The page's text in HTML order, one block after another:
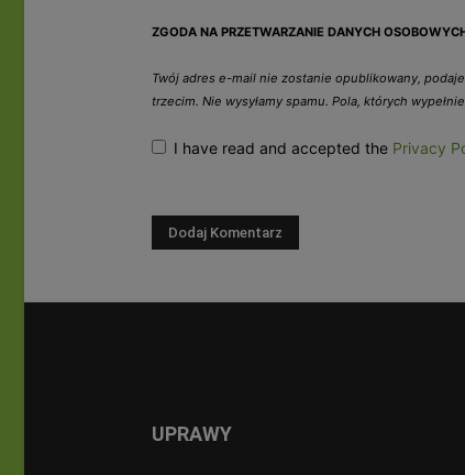
ZGODA NA PRZETWARZANIE DANYCH
Twój adres e-mail nie zostanie opublikowany,
trzecim. Nie wysyłamy spamu. Pola, których
I have read and accepted the Privacy
UPRAWY